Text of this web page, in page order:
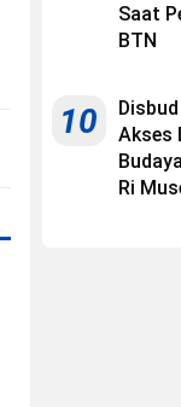
Saat
BTN
10
Akses
Ri